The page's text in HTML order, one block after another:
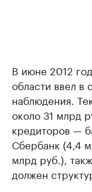
В июне 2012
области ввел в
наблюдения.
около 31 млрд
кредиторов —
Сбербанк (4,4
млрд руб.),
должен